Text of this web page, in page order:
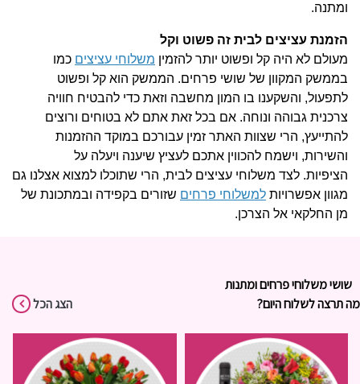
ומתנה.
הזמנת עציצים לבית זה פשוט וקל
מעולם לא היה קל ופשוט יותר להזמין משלוחי עציצים כמו
בממשק המקוון של שושי פרחים. הממשק הוא קל ופשוט
לתפעול, והשקענו בו המון מחשבה וזאת כדי להבטיח חוויה
צרכנית גבוהה ונוחה. אם בכל זאת אתם לא בטוחים ורוצים
להתייעץ, הרי שצוות האתר זמין עבורכם במוקד ההזמנות
והשירות, וישמח להכווין אתכם לעציץ שיענה ויעלה על
הציפיות. לצד משלוחי עציצים לבית, הרי שתוכלו למצוא אצלנו גם
מגוון אפשרויות למשלוחי פרחים שזורים בקפידה ובמתכונת של
מן החלקאי אל הצרכן.
שושי משלוחי פרחים ומתנות
מה תרצה לשלוח היום?
הצג הכל